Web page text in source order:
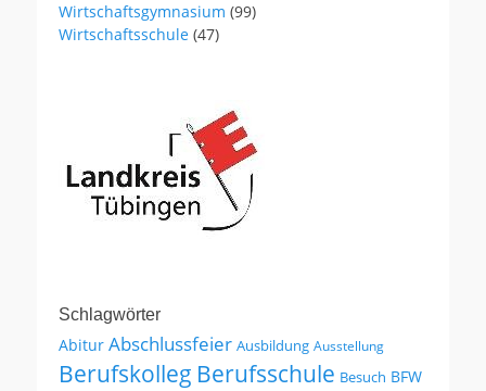
Wirtschaftsgymnasium (99)
Wirtschaftsschule (47)
Schlagwörter
Abitur Abschlussfeier Ausbildung Ausstellung
Berufskolleg Berufsschule Besuch BFW